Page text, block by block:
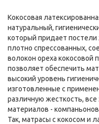
Кокосовая
натуральный,
который придает постели
плотно спрессованных,
волокон ореха кокосовой
позволяет обеспечить
высокий уровень
изготовленные с
различную жесткость,
материалов -
Так, матрасы с кокосом и